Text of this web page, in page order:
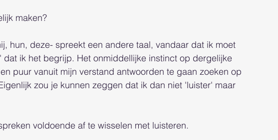
maken?
hun, deze- spreekt een andere taal, vandaar dat ik moet
ik het begrijp. Het onmiddellijke instinct op dergelijke
puur vanuit mijn verstand antwoorden te gaan zoeken op
zou je kunnen zeggen dat ik dan niet 'luister' maar
voldoende af te wisselen met luisteren.